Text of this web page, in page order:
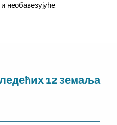
необавезујуће.
12 земаља